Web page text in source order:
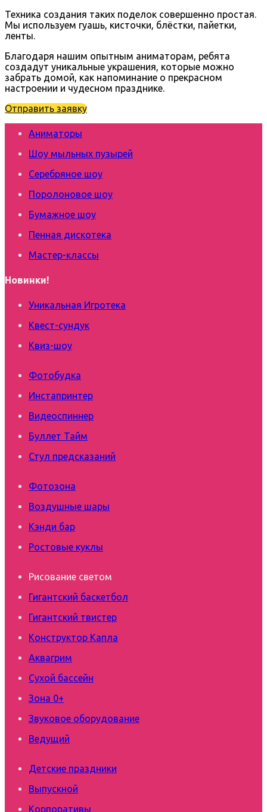
Техника создания таких поделок совершенно простая.
Мы используем гуашь, кисточки, блёстки, пайетки,
ленты.
Благодаря нашим опытным аниматорам, ребята
создадут уникальные украшения, которые можно
забрать домой, как напоминание о прекрасном
настроении и чудесном празднике.
Отправить заявку
Аниматоры
Шоу мыльных пузырей
Серебряное шоу
Поролоновое шоу
Бумажное шоу
Пенная дискотека
Мастер-классы
Новинки!
Уникальная Игротека
Квест-сундук
Квиз-шоу
Фотобудка
Инстапринтер
Видеоспиннер
Буллет Тайм
Стул предсказаний
Фотозона
Воздушные шары
Кэнди бар
Ростовые куклы
Рисование светом
Гигантский баскетбол
Гигантский твистер
Конструктор Капла
Аквагрим
Сухой бассейн
Зона 0+
Звуковое оборудование
Ведущий
Детские праздники
Выпускной
Корпоративы